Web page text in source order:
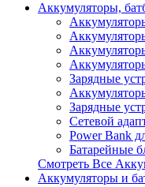
Аккумуляторы,
Зарядные
Зарядные
Сетевой
Power Bank
Батарейные
Смотреть Все
Аккумуляторы и